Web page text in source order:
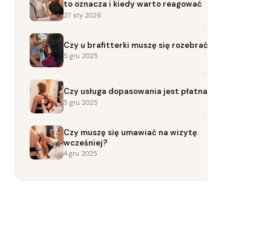
to oznacza i kiedy warto reagować
27 sty 2026
Czy u brafitterki muszę się rozebrać?
5 gru 2025
Czy usługa dopasowania jest płatna?
5 gru 2025
Czy muszę się umawiać na wizytę
wcześniej?
4 gru 2025